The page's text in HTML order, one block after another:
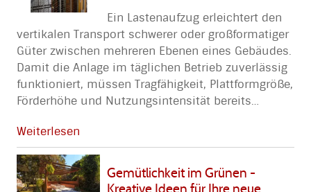
Ein Lastenaufzug erleichtert den
vertikalen Transport schwerer oder großformatiger
Güter zwischen mehreren Ebenen eines Gebäudes.
Damit die Anlage im täglichen Betrieb zuverlässig
funktioniert, müssen Tragfähigkeit, Plattformgröße,
Förderhöhe und Nutzungsintensität bereits…
Weiterlesen
Gemütlichkeit im Grünen -